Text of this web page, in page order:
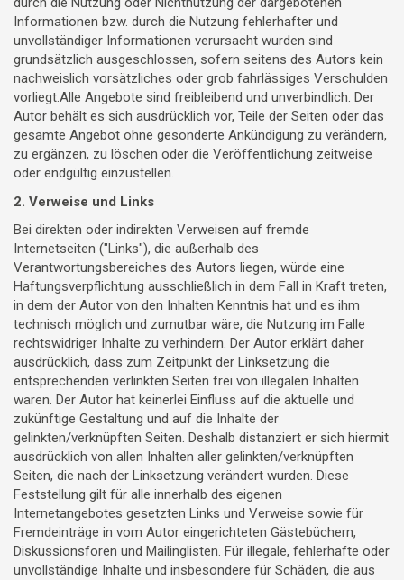
Informationen bzw. durch die Nutzung fehlerhafter und
unvollständiger Informationen verursacht wurden sind
grundsätzlich ausgeschlossen, sofern seitens des Autors kein
nachweislich vorsätzliches oder grob fahrlässiges Verschulden
vorliegt.Alle Angebote sind freibleibend und unverbindlich. Der
Autor behält es sich ausdrücklich vor, Teile der Seiten oder das
gesamte Angebot ohne gesonderte Ankündigung zu verändern,
zu ergänzen, zu löschen oder die Veröffentlichung zeitweise
oder endgültig einzustellen.
2. Verweise und Links
Bei direkten oder indirekten Verweisen auf fremde
Internetseiten ("Links"), die außerhalb des
Verantwortungsbereiches des Autors liegen, würde eine
Haftungsverpflichtung ausschließlich in dem Fall in Kraft treten,
in dem der Autor von den Inhalten Kenntnis hat und es ihm
technisch möglich und zumutbar wäre, die Nutzung im Falle
rechtswidriger Inhalte zu verhindern. Der Autor erklärt daher
ausdrücklich, dass zum Zeitpunkt der Linksetzung die
entsprechenden verlinkten Seiten frei von illegalen Inhalten
waren. Der Autor hat keinerlei Einfluss auf die aktuelle und
zukünftige Gestaltung und auf die Inhalte der
gelinkten/verknüpften Seiten. Deshalb distanziert er sich hiermit
ausdrücklich von allen Inhalten aller gelinkten/verknüpften
Seiten, die nach der Linksetzung verändert wurden. Diese
Feststellung gilt für alle innerhalb des eigenen
Internetangebotes gesetzten Links und Verweise sowie für
Fremdeinträge in vom Autor eingerichteten Gästebüchern,
Diskussionsforen und Mailinglisten. Für illegale, fehlerhafte oder
unvollständige Inhalte und insbesondere für Schäden, die aus